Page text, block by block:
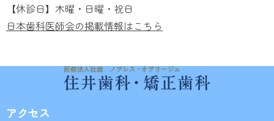
【休診日】木曜・日曜・祝日
日本歯科医師会の掲載情報はこちら
アクセス